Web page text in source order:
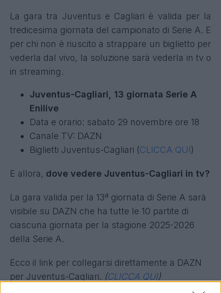
La gara tra Juventus e Cagliari è valida per la
tredicesima giornata del campionato di Serie A. E
per chi non è riuscito a strappare un biglietto per
vederla dal vivo, la soluzione sarà vederla in tv o
in streaming.
Juventus-Cagliari, 13 giornata Serie A
Enilive
Data e orario: sabato 29 novembre ore 18
Canale TV: DAZN
Biglietti Juventus-Cagliari (CLICCA QUI)
E allora, dove vedere Juventus-Cagliari in tv?
La gara valida per la 13ª giornata di Serie A sarà
visibile su DAZN che ha tutte le 10 partite di
ciascuna giornata per la stagione 2025-2026
della Serie A.
Ecco il link per collegarsi direttamente a DAZN
per Juventus-Cagliari. (CLICCA QUI)